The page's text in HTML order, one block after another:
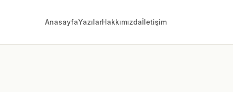
AnasayfaYazılarHakkımızdaİletişim